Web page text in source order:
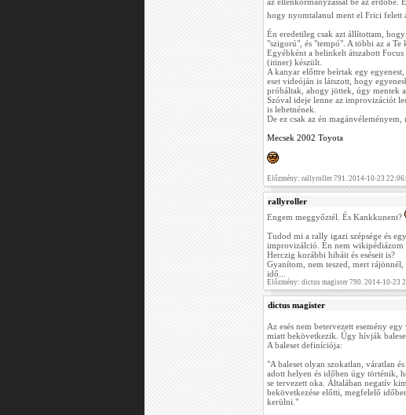
hogy nyomtalanul ment el Frici felett
Én eredetileg csak azt állítottam,
"szigorú", és "tempó". A többi az a Te
Egyébként a belinkelt átszabott
(itiner) készült.
A kanyar előttre beírtak egy
eset videóján is látszott, hogy
próbáltak, ahogy jöttek, úgy mentek a
Szóval ideje lenne az improvizációt
is lehetnének.
De ez csak az én
Mecsek 2002 Toyota
Előzmény: rallyroller 791. 2014-10-23
rallyroller
Engem meggyőztél. És Kankkunent?
Tudod mi a rally igazi szépsége és
improvizálció. Én nem wikipédiázom
Herczig korábbi hibáit és eséseit is?
Gyanítom, nem teszed, mert
idő...
Előzmény: dictus magister 790. 2014-10-23
dictus magister
Az esés nem betervezett esemény
miatt bekövetkezik. Úgy hívják
A baleset definíciója:
"A baleset olyan szokatlan, váratlan
adott helyen és időben úgy történik,
se tervezett oka. Általában negatív
bekövetkezése előtti, megfelelő
kerülni."